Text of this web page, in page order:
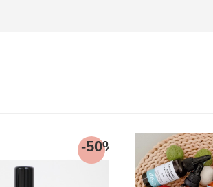
-50%